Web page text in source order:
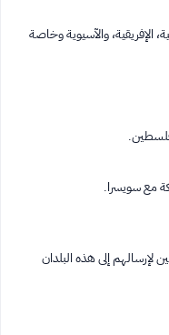
الإفريقية، والآسيوية وخاصة
فلسطين.
مع سويسرا.
لإرسالهم إلى هذه البلدان